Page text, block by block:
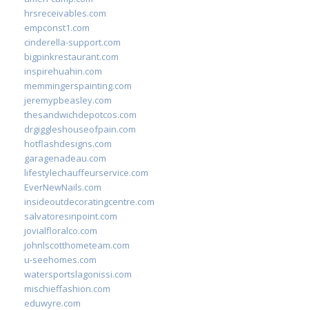
hrsreceivables.com
empconst1.com
cinderella-support.com
bigpinkrestaurant.com
inspirehuahin.com
memmingerspainting.com
jeremypbeasley.com
thesandwichdepotcos.com
drgiggleshouseofpain.com
hotflashdesigns.com
garagenadeau.com
lifestylechauffeurservice.com
EverNewNails.com
insideoutdecoratingcentre.com
salvatoresinpoint.com
jovialfloralco.com
johnlscotthometeam.com
u-seehomes.com
watersportslagonissi.com
mischieffashion.com
eduwyre.com